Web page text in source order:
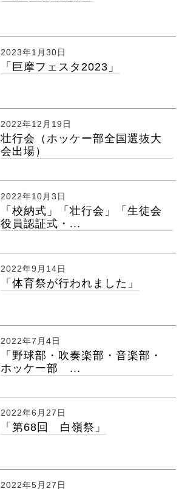
2023年1月30日
「巨摩フェスタ2023」
2022年12月19日
壮行会（ホッケー部全国選抜大
会出場）
2022年10月3日
「校納式」「壮行会」「生徒会
役員認証式・...
2022年9月14日
「体育祭が行われました」
2022年7月4日
「野球部・吹奏楽部・音楽部・
ホッケー部 ...
2022年6月27日
「第68回 白嶺祭」
2022年5月27日